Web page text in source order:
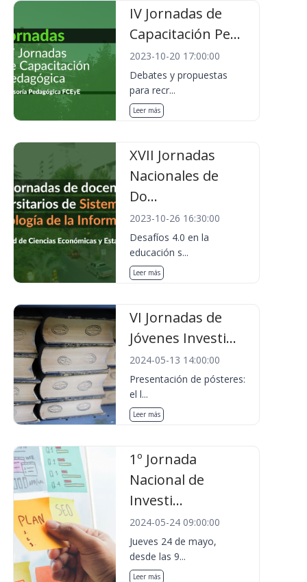
IV Jornadas de
Capacitación Pe...
2023-10-20 17:00:00
Debates y propuestas
para recr...
Leer más
XVII Jornadas
Nacionales de
Do...
2023-10-26 16:30:00
Desafíos 4.0 en la
educación s...
Leer más
VI Jornadas de
Jóvenes Investi...
2024-05-13 14:00:00
Presentación de pósteres:
el l...
Leer más
1º Jornada
Nacional de
Investi...
2024-05-24 09:00:00
Jueves 24 de mayo,
desde las 9...
Leer más